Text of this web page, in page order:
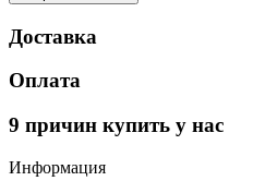
Доставка
Оплата
9 причин купить у нас
Информация